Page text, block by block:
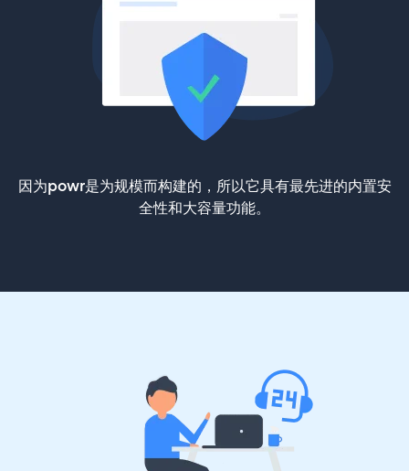
因为powr是为规模而构建的，所以它具有最先进的内置安
全性和大容量功能。